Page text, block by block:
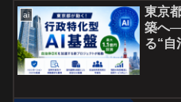
ai
東京
築へ
る“自